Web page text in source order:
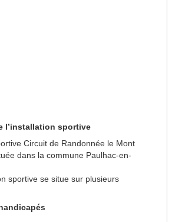
l’installation sportive
Circuit de Randonnée le Mont
dans la commune Paulhac-en-
sportive se situe sur plusieurs